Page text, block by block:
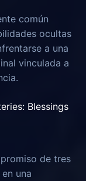
común
ocultas
a una
vinculada a
Blessings
de tres
una